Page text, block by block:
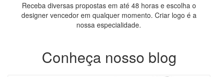
Receba diversas propostas em até 48 horas e escolha o
designer vencedor em qualquer momento. Criar logo é a
nossa especialidade.
Conheça nosso blog